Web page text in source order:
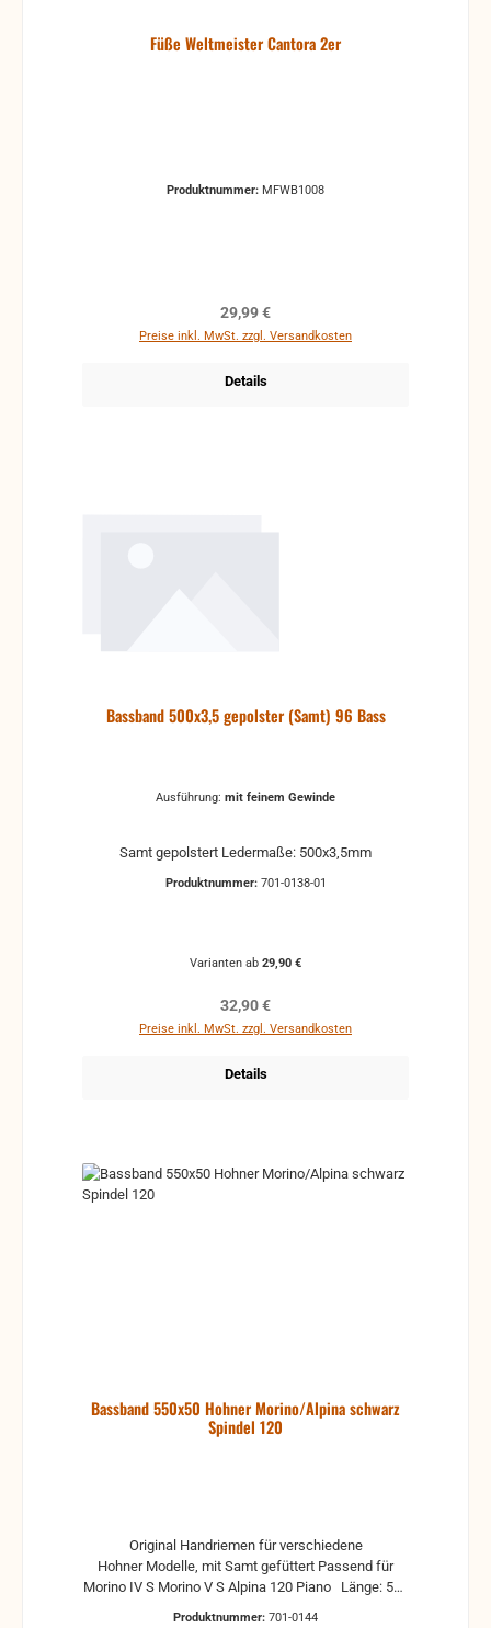
Füße Weltmeister Cantora 2er
Produktnummer: MFWB1008
Regulärer Preis:
29,99 €
Preise inkl. MwSt. zzgl. Versandkosten
Details
Bassband 500x3,5 gepolster (Samt) 96 Bass
Ausführung: mit feinem Gewinde
Samt gepolstert Ledermaße: 500x3,5mm
Produktnummer: 701-0138-01
Varianten ab 29,90 €
Regulärer Preis:
32,90 €
Preise inkl. MwSt. zzgl. Versandkosten
Details
Bassband 550x50 Hohner Morino/Alpina schwarz
Spindel 120
Original Handriemen für verschiedene
Hohner Modelle, mit Samt gefüttert Passend für
Morino IV S Morino V S Alpina 120 Piano Länge: 550
Produktnummer: 701-0144